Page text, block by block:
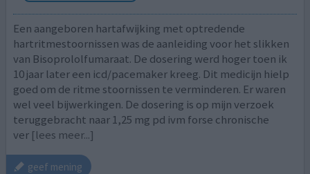
Een aangeboren hartafwijking met optredende
hartritmestoornissen was de aanleiding voor het slikken
van Bisoprololfumaraat. De dosering werd hoger toen ik
10 jaar later een icd/pacemaker kreeg. Dit medicijn hielp
goed om de ritme stoornissen te verminderen. Er waren
wel veel bijwerkingen. De dosering is op mijn verzoek
teruggebracht naar 1,25 mg pd ivm forse chronische
ver [lees meer...]
geef mening